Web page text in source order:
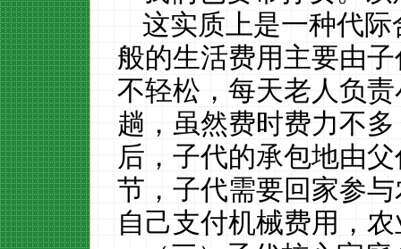
这实质上是一种代
般的生活费用主要由
不轻松，每天老人负
趟，虽然费时费力不
后，子代的承包地由
节，子代需要回家参
自己支付机械费用，